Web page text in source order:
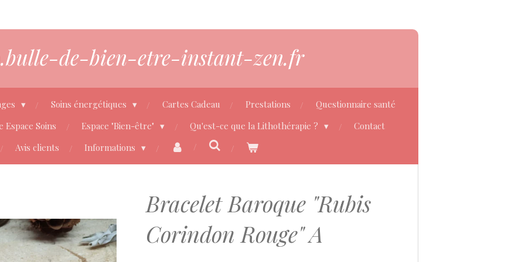
de-bien-etre-instant-zen.fr
Soins énergétiques Cartes Cadeau Prestations
Questionnaire santé
Espace Soins Espace "Bien-être" Qu'est-ce que la Lithothérapie ?
Contact
Avis clients
Informations
Bracelet Baroque "Rubis
Corindon Rouge" A